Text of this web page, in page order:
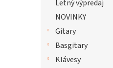
Letný výpredaj
NOVINKY
Gitary
Basgitary
Klávesy